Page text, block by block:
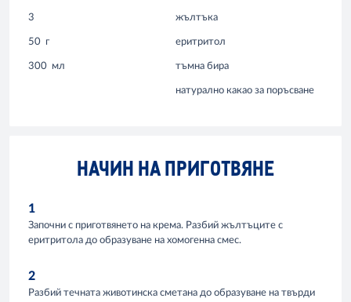
3 жълтъка
50 г еритритол
300 мл тъмна бира
натурално какао за поръсване
НАЧИН НА ПРИГОТВЯНЕ
1
Започни с приготвянето на крема. Разбий жълтъците с
еритритола до образуване на хомогенна смес.
2
Разбий течната животинска сметана до образуване на твърди